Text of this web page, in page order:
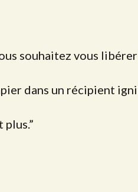
souhaitez vous libérer
dans un récipient